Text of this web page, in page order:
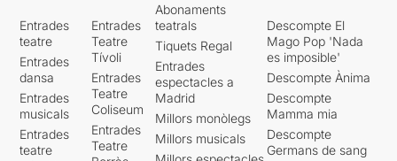
Entrades
teatre
Entrades
dansa
Entrades
musicals
Entrades
teatre
Entrades
Teatre
Tívoli
Entrades
Teatre
Coliseum
Entrades
Teatre
Abonaments
teatrals
Tiquets Regal
Entrades
espectacles a
Madrid
Millors monòlegs
Millors musicals
Descompte El
Mago Pop 'Nada
es imposible'
Descompte Ànima
Descompte
Mamma mia
Descompte
Germans de sang